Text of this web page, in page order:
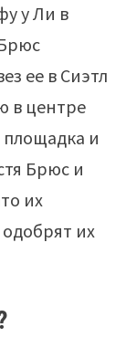
у Ли в
ее в Сиэтл
в центре
площадка и
Брюс и
их
их